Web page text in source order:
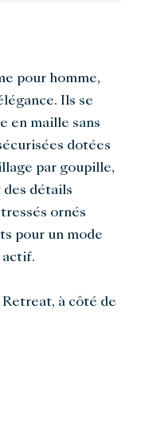
pour homme,
Ils se
en maille sans
dotées
par goupille,
des détails
ornés
pour un mode
actif.
à côté de